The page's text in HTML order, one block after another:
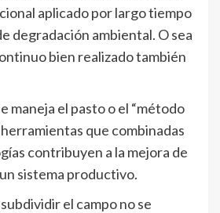
aplicado por largo tiempo
degradación ambiental. O sea
bien realizado también
maneja el pasto o el “método
que combinadas
contribuyen a la mejora de
sistema productivo.
el campo no se